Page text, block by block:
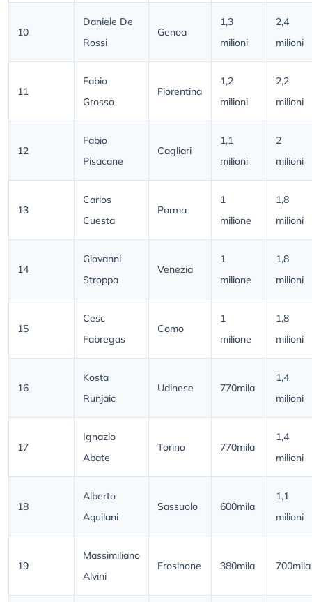
10
Daniele De
Rossi
Genoa
1,3
milioni
2,4
milioni
11
Fabio
Grosso
Fiorentina
1,2
milioni
2,2
milioni
12
Fabio
Pisacane
Cagliari
1,1
milioni
2
milioni
13
Carlos
Cuesta
Parma
1
milione
1,8
milioni
14
Giovanni
Stroppa
Venezia
1
milione
1,8
milioni
15
Cesc
Fabregas
Como
1
milione
1,8
milioni
16
Kosta
Runjaic
Udinese 770mila
1,4
milioni
17
Ignazio
Abate
Torino 770mila
1,4
milioni
18
Alberto
Aquilani
Sassuolo 600mila
1,1
milioni
19
Massimiliano
Alvini
Frosinone 380mila 700mila